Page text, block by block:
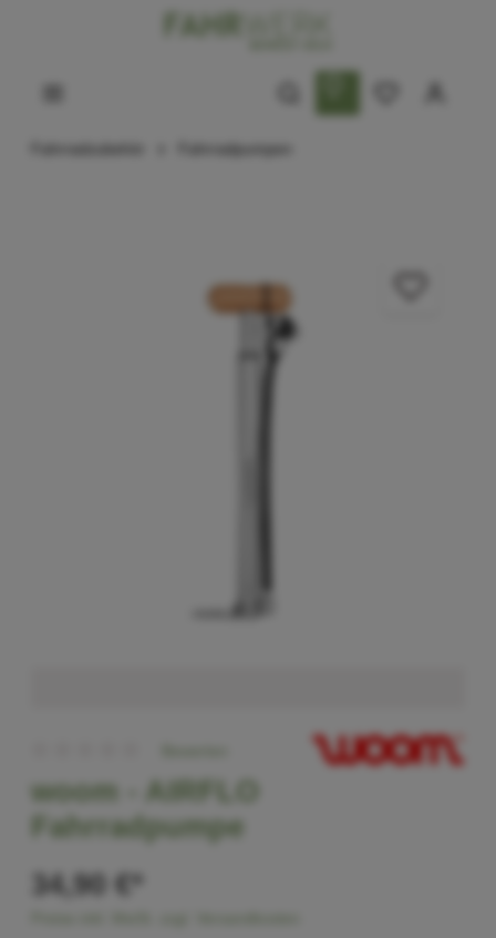
woom -
AIRFLO
Fahrradpumpe
34,90 €*